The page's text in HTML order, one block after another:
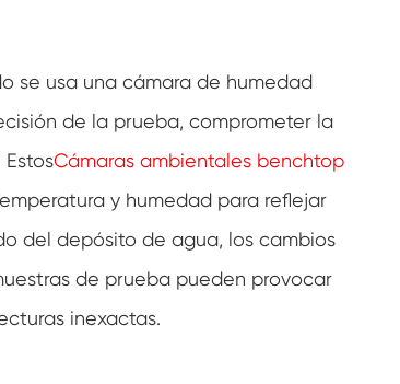
aire acondicionado de
negativa
prueba climática del laboratorio
altitud de temperatura
calor húmedo
se usa una cámara de humedad
de la prueba, comprometer la
Cámaras ambientales benchtop
y humedad para reflejar
del depósito de agua, los cambios
de prueba pueden provocar
inexactas.